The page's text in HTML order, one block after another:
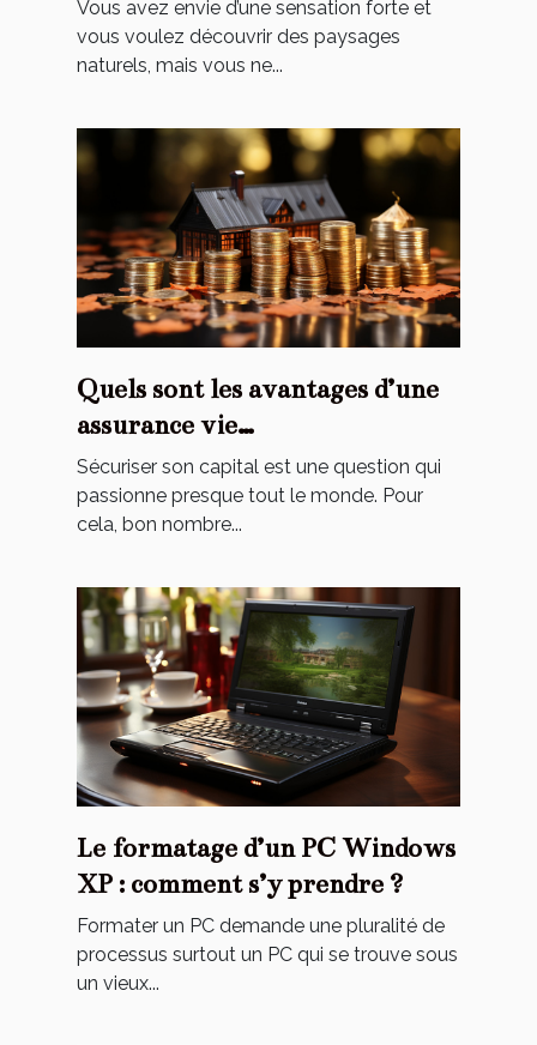
Vous avez envie d’une sensation forte et
vous voulez découvrir des paysages
naturels, mais vous ne...
Quels sont les avantages d’une
assurance vie
luxembourgeoise ?
Sécuriser son capital est une question qui
passionne presque tout le monde. Pour
cela, bon nombre...
Le formatage d’un PC Windows
XP : comment s’y prendre ?
Formater un PC demande une pluralité de
processus surtout un PC qui se trouve sous
un vieux...